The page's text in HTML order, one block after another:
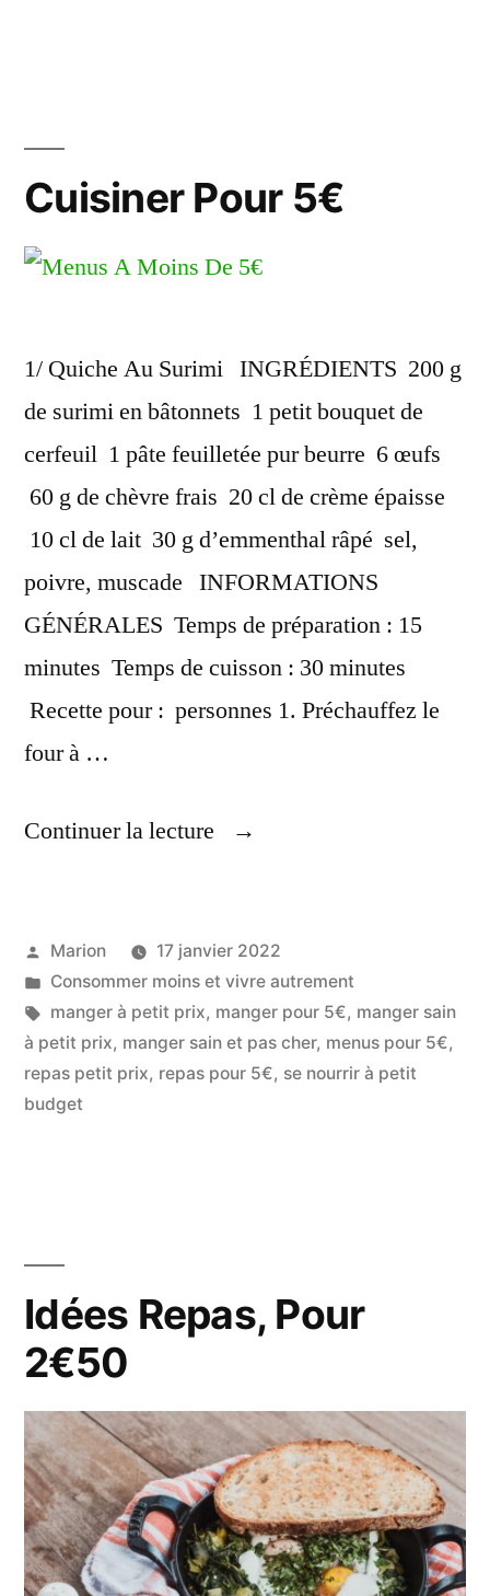
Cuisiner Pour 5€
1/ Quiche Au Surimi INGRÉDIENTS 200 g
de surimi en bâtonnets 1 petit bouquet de
cerfeuil 1 pâte feuilletée pur beurre 6 œufs
60 g de chèvre frais 20 cl de crème épaisse
10 cl de lait 30 g d’emmenthal râpé sel,
poivre, muscade INFORMATIONS
GÉNÉRALES Temps de préparation : 15
minutes Temps de cuisson : 30 minutes
Recette pour : personnes 1. Préchauffez le
four à …
Continuer la lecture
« Cuisiner
Publié
par
Marion
17 janvier 2022
Publié
dans
Consommer moins et vivre autrement
Étiquettes :
manger à petit prix, manger pour 5€, manger sain
à petit prix, manger sain et pas cher, menus pour 5€,
repas petit prix, repas pour 5€, se nourrir à petit
budget
Idées Repas, Pour
2€50